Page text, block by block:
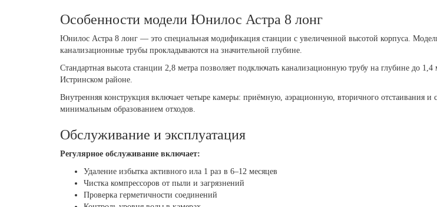
Особенности модели Юнилос Астра 8 лонг
Юнилос Астра 8 лонг — это специальная модификация станции с увеличенной высотой корпуса.
канализационные трубы прокладываются на значительной глубине.
Стандартная высота станции 2,8 метра позволяет подключать канализационную трубу на глубине до
Истринском районе.
Внутренняя конструкция включает четыре камеры: приёмную, аэрационную, вторичного отстаивания
минимальным образованием отходов.
Обслуживание и эксплуатация
Регулярное обслуживание включает:
Удаление избытка активного ила 1 раз в 6–12 месяцев
Чистка компрессоров от пыли и загрязнений
Проверка герметичности соединений